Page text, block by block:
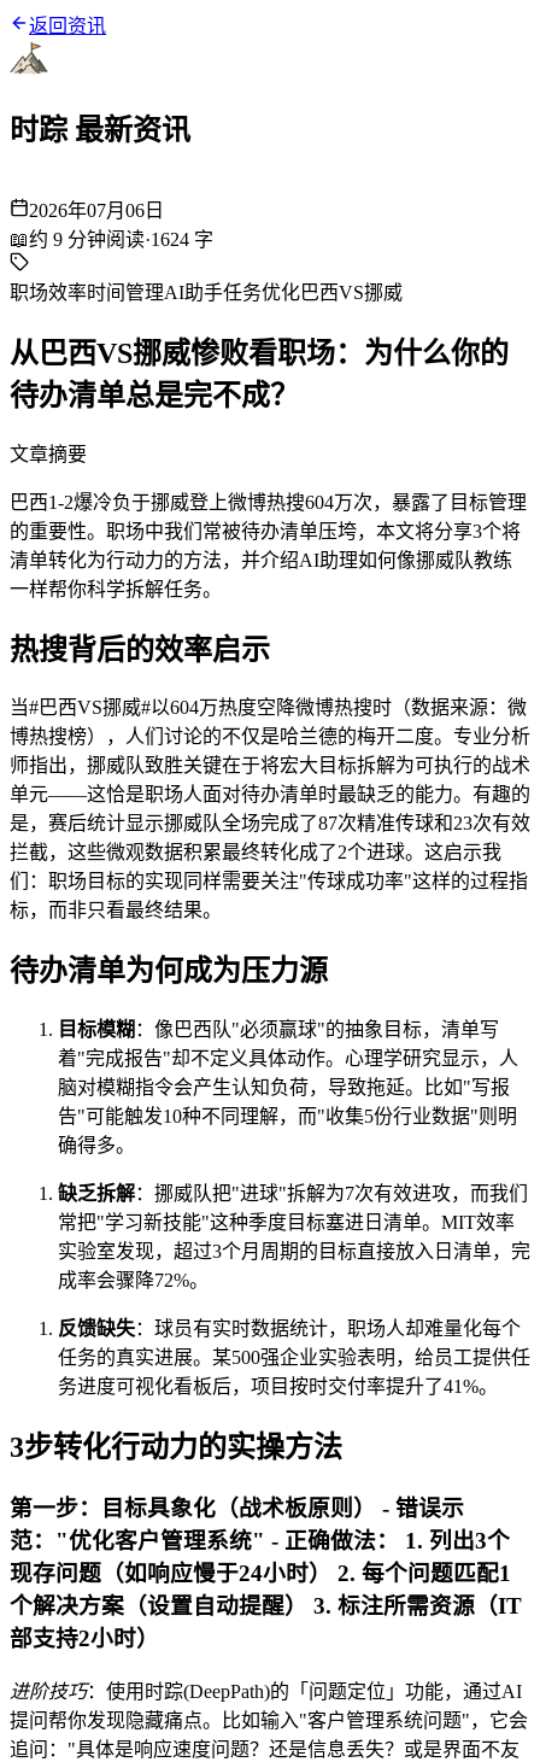
返回资讯
时踪 最新资讯
2026年07月06日
📖约 9 分钟阅读·1624 字
职场效率时间管理AI助手任务优化巴西VS挪威
从巴西VS挪威惨败看职场：为什么你的
待办清单总是完不成？
文章摘要
巴西1-2爆冷负于挪威登上微博热搜604万次，暴露了目标管理
的重要性。职场中我们常被待办清单压垮，本文将分享3个将
清单转化为行动力的方法，并介绍AI助理如何像挪威队教练
一样帮你科学拆解任务。
热搜背后的效率启示
当#巴西VS挪威#以604万热度空降微博热搜时（数据来源：微
博热搜榜），人们讨论的不仅是哈兰德的梅开二度。专业分析
师指出，挪威队致胜关键在于将宏大目标拆解为可执行的战术
单元——这恰是职场人面对待办清单时最缺乏的能力。有趣的
是，赛后统计显示挪威队全场完成了87次精准传球和23次有效
拦截，这些微观数据积累最终转化成了2个进球。这启示我
们：职场目标的实现同样需要关注"传球成功率"这样的过程指
标，而非只看最终结果。
待办清单为何成为压力源
目标模糊 ：像巴西队"必须赢球"的抽象目标，清单写
着"完成报告"却不定义具体动作。心理学研究显示，人
脑对模糊指令会产生认知负荷，导致拖延。比如"写报
告"可能触发10种不同理解，而"收集5份行业数据"则明
确得多。
缺乏拆解：挪威队把"进球"拆解为7次有效进攻，而我们
常把"学习新技能"这种季度目标塞进日清单。MIT效率
实验室发现，超过3个月周期的目标直接放入日清单，完
成率会骤降72%。
反馈缺失：球员有实时数据统计，职场人却难量化每个
任务的真实进展。某500强企业实验表明，给员工提供任
务进度可视化看板后，项目按时交付率提升了41%。
3步转化行动力的实操方法
第一步：目标具象化（战术板原则） - 错误示
范："优化客户管理系统" - 正确做法： 1. 列出3个
现存问题（如响应慢于24小时） 2. 每个问题匹配1
个解决方案（设置自动提醒） 3. 标注所需资源（IT
部支持2小时）
进阶技巧：使用时踪(DeepPath)的「问题定位」功能，通过AI
提问帮你发现隐藏痛点。比如输入"客户管理系统问题"，它会
追问："具体是响应速度问题？还是信息丢失？或是界面不友